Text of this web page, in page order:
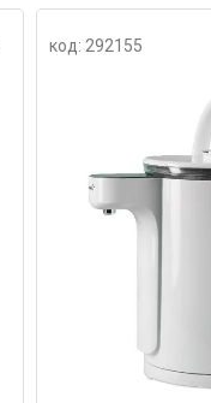
код: 292155